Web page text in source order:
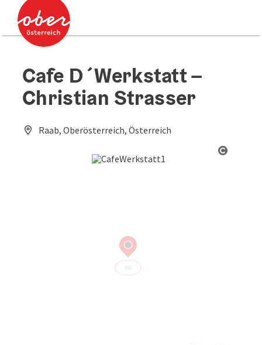
Zum Inhalt
Zum Seitenanfang
Cafe D´Werkstatt –
Christian Strasser
Raab, Oberösterreich, Österreich